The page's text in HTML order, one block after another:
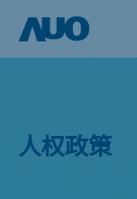
人权政策